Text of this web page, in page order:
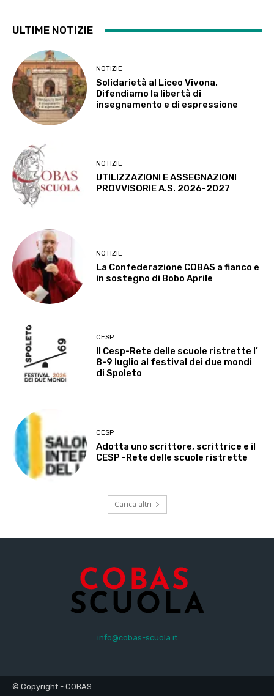
ULTIME NOTIZIE
NOTIZIE
Solidarietà al Liceo Vivona.
Difendiamo la libertà di
insegnamento e di espressione
NOTIZIE
UTILIZZAZIONI E ASSEGNAZIONI
PROVVISORIE A.S. 2026-2027
NOTIZIE
La Confederazione COBAS a fianco e
in sostegno di Bobo Aprile
CESP
Il Cesp-Rete delle scuole ristrette l’
8-9 luglio al festival dei due mondi
di Spoleto
CESP
Adotta uno scrittore, scrittrice e il
CESP -Rete delle scuole ristrette
Carica altri
info@cobas-scuola.it
© Copyright - COBAS